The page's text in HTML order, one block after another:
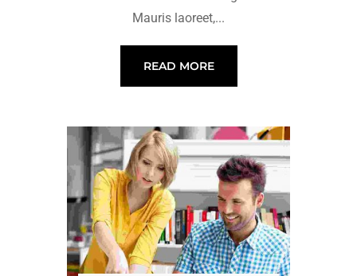
Mauris laoreet,...
READ MORE